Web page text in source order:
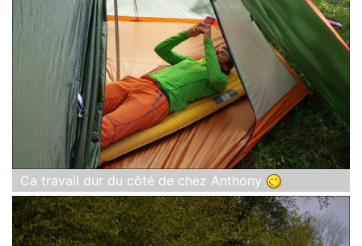
Ca travail dur du côté de chez Anthony